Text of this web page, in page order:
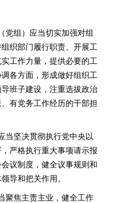
组）应当切实加强对组
织部门履行职责、开展工
工作力量，提供必要的工
各方面，形成做好组织工
班子建设，注重选拔政治
有党务工作经历的干部担
坚决贯彻执行党中央以
严格执行重大事项请示报
议制度，健全议事规则和
导和把关作用。
焦主责主业，健全工作